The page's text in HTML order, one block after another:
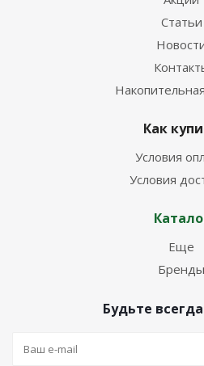
Статьи
Как
Условия
Условия
Еще
Бренды
Будьте